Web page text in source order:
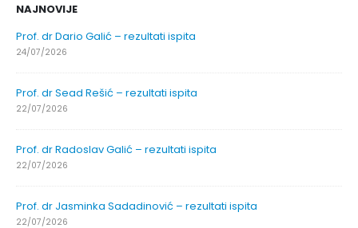
NAJNOVIJE
Prof. dr Dario Galić – rezultati ispita
24/07/2026
Prof. dr Sead Rešić – rezultati ispita
22/07/2026
Prof. dr Radoslav Galić – rezultati ispita
22/07/2026
Prof. dr Jasminka Sadadinović – rezultati ispita
22/07/2026